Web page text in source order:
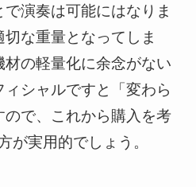
演奏は可能にはなりま
な重量となってしま
の軽量化に余念がない
シャルですと「変わら
で、これから購入を考
が実用的でしょう。